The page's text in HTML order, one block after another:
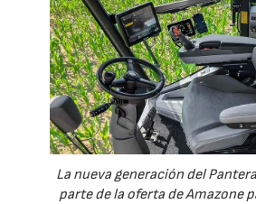
La nueva generación del
parte de la oferta de Amazone